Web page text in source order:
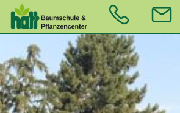
Zum
Inhalt
springen